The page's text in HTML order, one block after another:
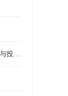
照亮客户：卓越客户服务与投诉处理培训